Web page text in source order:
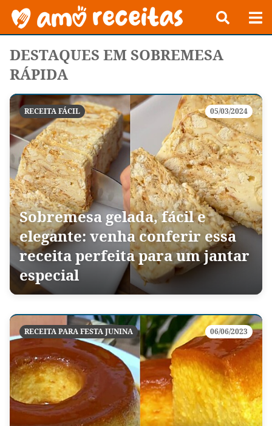
DESTAQUES EM SOBREMESA
RÁPIDA
RECEITA FÁCIL 05/03/2024
Sobremesa gelada, fácil e
elegante: venha conferir essa
receita perfeita para um jantar
especial
RECEITA PARA FESTA JUNINA 06/06/2023